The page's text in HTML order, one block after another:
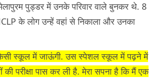
पुड्डर में उनके परिवार वाले बुनकर थे. 8
के लोग उन्हें वहां से निकाला और उनका
स्कूल में जाऊंगी. उस स्पेशल स्कूल में पढ़ने में
परीक्षा पास कर ली है. मेरा सपना है कि मैं एक